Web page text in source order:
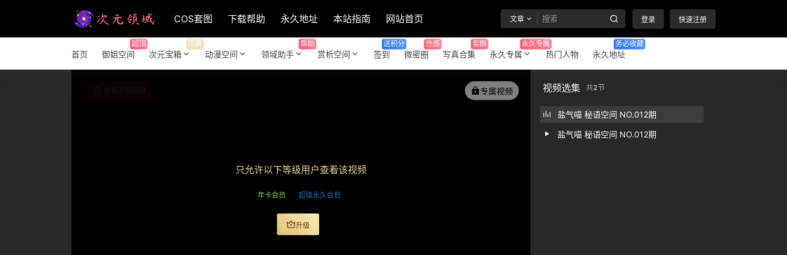
COS套图 下载帮助 永久地址 本站指南 网站首页 文章 登录 快速注册
首页 御姐空间
超顶
次元宝箱
工具
动漫空间 领域助手
帮助
赏析空间 签到
送积分
微密圈
性感
写真合集
套图
永久专属
永久专属
热门人物 永久地址
务必收藏
专属视频
只允许以下等级用户查看该视频
年卡会员 超级永久会员
升级
视频选集 共2节
盐气喵 秘语空间 NO.012期
盐气喵 秘语空间 NO.012期